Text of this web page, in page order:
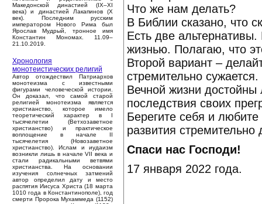
Македонской династией (IX–XI
века) и династией Лакапинов (X
век). Последним русским
императором Нового Рима был
Ярослав Мудрый, тронное имя
Константин Мономах. 11.09–
21.10.2019.
Хронология
монотеистических религий
Автор отождествил Патриархов
монотеизма с известными
фигурами человеческой истории.
Он доказал, что самой старой
религией монотеизма является
христианство, которое имело
теоретический характер в I
тысячелетии (Ветхозаветное
христианство) и практическое
воплощение в начале II
тысячелетия (Новозаветное
христианство). Ислам и иудаизм
возникли лишь в начале VII века и
стали радикальными ветвями
христианства. На основании
изучения солнечных затмений
автор определил дату и место
распятия Иисуса Христа (18 марта
1010 года в Константинополе), год
смерти Пророка Мухаммеда (1152)
Что же нам делать?
В Библии сказано, что
Есть две
жизнью. Полагаю, что
Второй вариант –
стремительно сужается.
Вечной жизни
последствия своих
Берегите себя и
развития
Спаси нас Господи!
17 января 2022 года.